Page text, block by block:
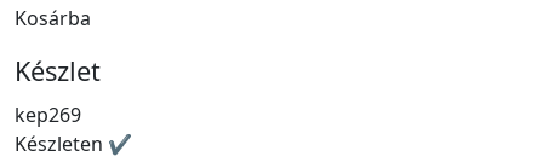
Kosárba
Készlet
kep269
Készleten ✔